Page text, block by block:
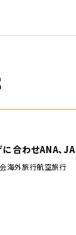
合わせANA、
海外旅行航空旅行